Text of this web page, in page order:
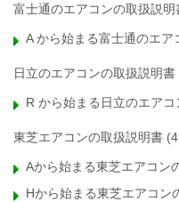
富士通のエアコンの取扱説明
A から始まる富士通のエア
日立のエアコンの取扱説明書
R から始まる日立のエアコ
東芝エアコンの取扱説明書
Aから始まる東芝エアコン
Hから始まる東芝エアコン